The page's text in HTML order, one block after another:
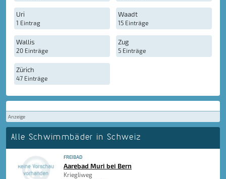
Uri
1 Eintrag
Waadt
15 Einträge
Wallis
20 Einträge
Zug
5 Einträge
Zürich
47 Einträge
Anzeige
Alle Schwimmbäder in Schweiz
FREIBAD
Aarebad Muri bei Bern
Kriegliweg